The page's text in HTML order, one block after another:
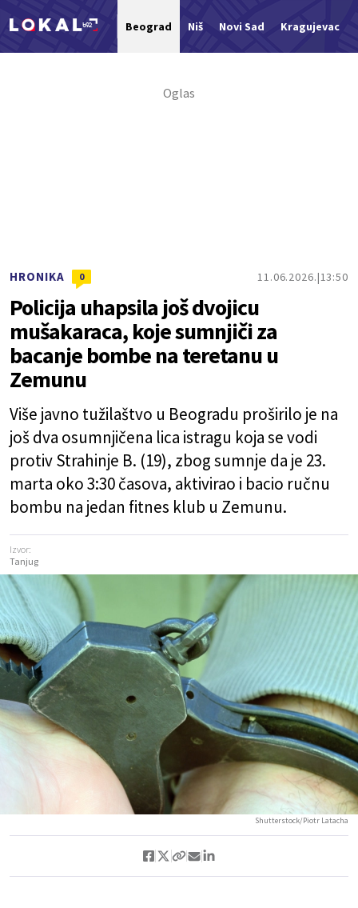
Beograd Niš Novi Sad Kragujevac
HRONIKA 0 11.06.2026. 13:50
Policija uhapsila još dvojicu
mušakaraca, koje sumnjiči za
bacanje bombe na teretanu u
Zemunu
Više javno tužilaštvo u Beogradu proširilo je na
još dva osumnjičena lica istragu koja se vodi
protiv Strahinje B. (19), zbog sumnje da je 23.
marta oko 3:30 časova, aktivirao i bacio ručnu
bombu na jedan fitnes klub u Zemunu.
Izvor:
Tanjug
Shutterstock/Piotr Latacha